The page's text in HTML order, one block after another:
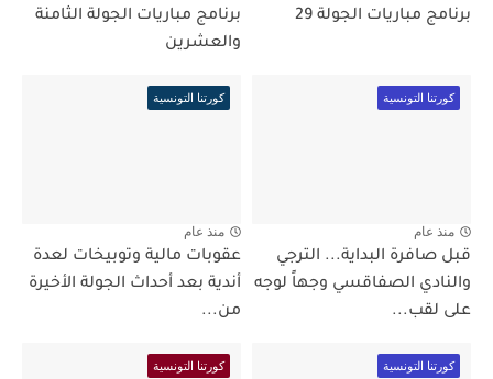
برنامج مباريات الجولة 29
برنامج مباريات الجولة الثامنة
والعشرين
كورتنا التونسية
منذ عام
قبل صافرة البداية... الترجي
والنادي الصفاقسي وجهاً لوجه
على لقب...
كورتنا التونسية
منذ عام
عقوبات مالية وتوبيخات لعدة
أندية بعد أحداث الجولة الأخيرة
من...
كورتنا التونسية كورتنا التونسية